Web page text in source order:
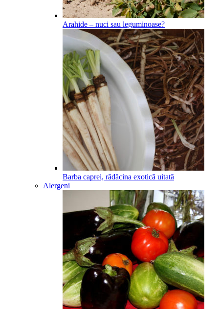
Arahide – nuci sau leguminoase?
Barba caprei, rădăcina exotică uitată
Alergeni